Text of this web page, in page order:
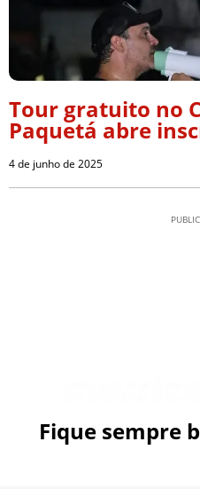
Tour gratuito no
Paquetá abre
4 de junho de 2025
Fique sempre